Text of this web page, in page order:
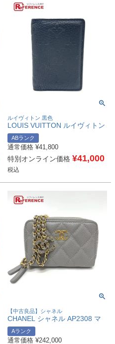
ルイヴィトン 黒色
LOUIS VUITTON ルイヴィトン
Ｍ69044 オーガナイザー・ドゥ
ポッシュ 名刺入れ ICケース カ
ードケース トリヨン メンズ ブ
ラック 【中古】
ABランク
通常価格 ¥41,800
特別オンライン価格 ¥41,000
税込
【中古良品】シャネル
CHANEL シャネル AP2308 マ
トラッセ チェーンコインケース
ショルダーバッグ キャビアスキ
Aランク
通常価格 ¥242,000